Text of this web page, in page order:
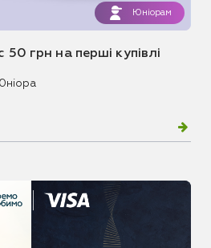
Юніорам
50 грн на перші купівлі